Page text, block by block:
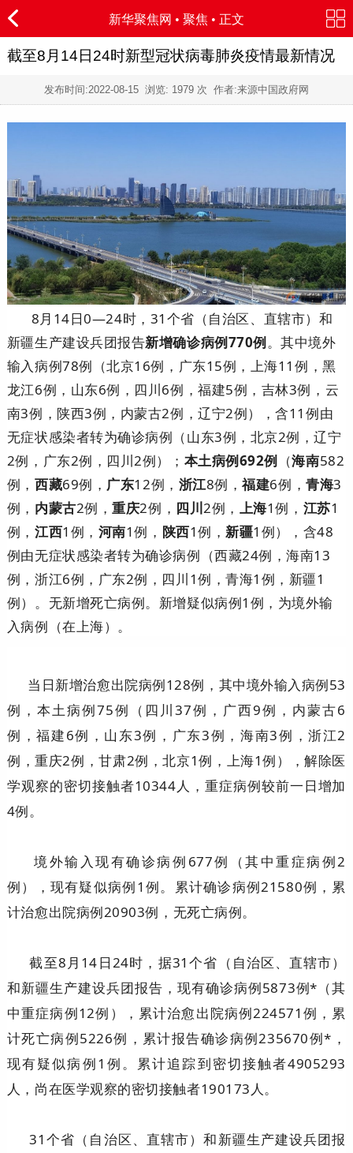
新华聚焦网 • 聚焦 • 正文
截至8月14日24时新型冠状病毒肺炎疫情最新情况
发布时间:2022-08-15 浏览: 1979 次 作者:来源中国政府网
8月14日0—24时，31个省（自治区、直辖市）和
新疆生产建设兵团报告新增确诊病例770例。其中境外
输入病例78例（北京16例，广东15例，上海11例，黑
龙江6例，山东6例，四川6例，福建5例，吉林3例，云
南3例，陕西3例，内蒙古2例，辽宁2例），含11例由
无症状感染者转为确诊病例（山东3例，北京2例，辽宁
2例，广东2例，四川2例）； 本土病例692例 （海南582
例，西藏69例， 广东12例， 浙江8例，福建6例，青海3
例， 内蒙古2例，重庆2例， 四川2例， 上海1例， 江苏1
例，江西1例， 河南1例， 陕西1例，新疆1例），含48
例由无症状感染者转为确诊病例（西藏24例，海南13
例，浙江6例，广东2例，四川1例，青海1例，新疆1
例）。无新增死亡病例。新增疑似病例1例，为境外输
入病例（在上海）。
当日新增治愈出院病例128例，其中境外输入病例53
例，本土病例75例（四川37例，广西9例，内蒙古6
例，福建6例，山东3例，广东3例，海南3例，浙江2
例，重庆2例，甘肃2例，北京1例，上海1例），解除医
学观察的密切接触者10344人，重症病例较前一日增加
4例。
境外输入现有确诊病例677例（其中重症病例2
例），现有疑似病例1例。累计确诊病例21580例，累
计治愈出院病例20903例，无死亡病例。
截至8月14日24时，据31个省（自治区、直辖市）
和新疆生产建设兵团报告，现有确诊病例5873例*（其
中重症病例12例），累计治愈出院病例224571例，累
计死亡病例5226例，累计报告确诊病例235670例*，
现有疑似病例1例。累计追踪到密切接触者4905293
人，尚在医学观察的密切接触者190173人。
31个省（自治区、直辖市）和新疆生产建设兵团报